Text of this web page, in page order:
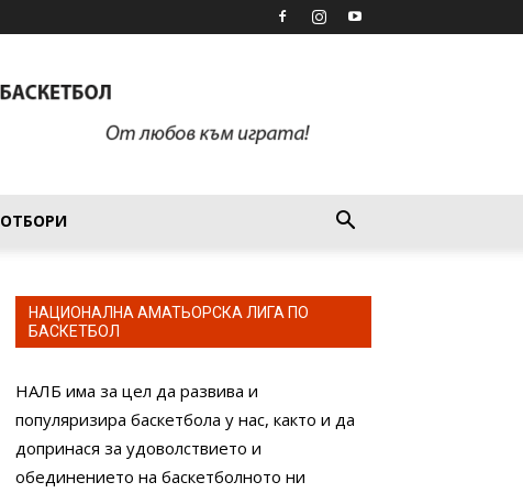
ОТБОРИ
НАЦИОНАЛНА АМАТЬОРСКА ЛИГА ПО
БАСКЕТБОЛ
НАЛБ има за цел да развива и
популяризира баскетбола у нас, както и да
допринася за удоволствието и
обединението на баскетболното ни